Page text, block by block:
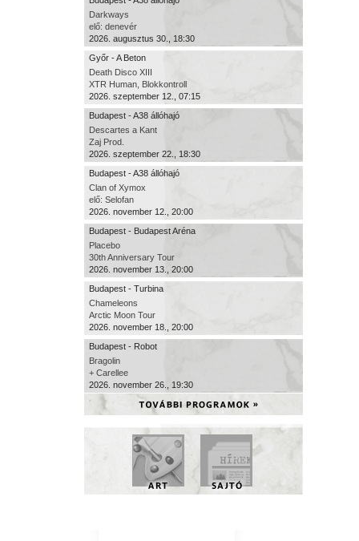
Darkways
elő: denevér
2026. augusztus 30., 18:30
Győr - A Beton
Death Disco XIII
XTR Human, Blokkontroll
2026. szeptember 12., 07:15
Budapest - A38 állóhajó
Descartes a Kant
Zaj Prod.
2026. szeptember 22., 18:30
Budapest - A38 állóhajó
Clan of Xymox
elő: Selofan
2026. november 12., 20:00
Budapest - Budapest Aréna
Placebo
30th Anniversary Tour
2026. november 13., 20:00
Budapest - Turbina
Chameleons
Arctic Moon Tour
2026. november 18., 20:00
Budapest - Robot
Bragolin
+ Carellee
2026. november 26., 19:30